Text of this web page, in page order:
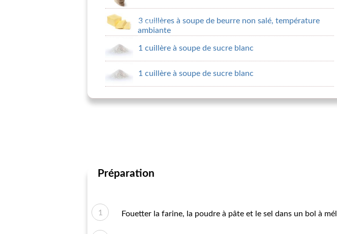
3 cuillères à soupe de beurre non salé, température
ambiante
1 cuillère à soupe de sucre blanc
1 cuillère à soupe de sucre blanc
Préparation
Fouetter la farine, la poudre à pâte et le sel dans un bol à